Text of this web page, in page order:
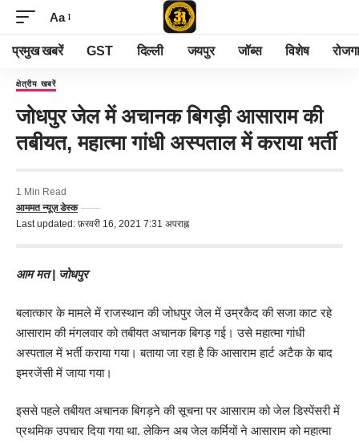
Aa
प्रमुख खबरें GST दिल्ली जयपुर जॉब्स विशेष
क्षेत्रीय खबरें
जोधपुर जेल में अचानक बिगड़ी आसाराम की
तबीयत, महात्मा गांधी अस्पताल में कराया भर्ती
Last updated: फ़रवरी 16, 2021 7:31 अपराह्न
आममत न्यूज़ डेस्क
1 Min Read
आम मत | जोधपुर
बलात्कार के मामले में राजस्थान की जोधपुर जेल में उम्रकैद की सजा काट रहे
आसाराम की मंगलवार को तबीयत अचानक बिगड़ गई। उसे महात्मा गांधी
अस्पताल में भर्ती कराया गया। बताया जा रहा है कि आसाराम हार्ट अटैक के बाद
इमरजेंसी में जाया गया।
इससे पहले तबीयत अचानक बिगड़ने की सूचना पर आसाराम को जेल डिस्पेंसरी में
प्रथमिक उपचार दिया गया था. लेकिन अब जेल कर्मियों ने आसाराम को महात्मा